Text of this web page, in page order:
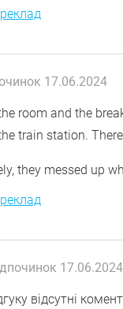
17.06.2024
room and the
train station.
they messed up
17.06.2024
відсутні